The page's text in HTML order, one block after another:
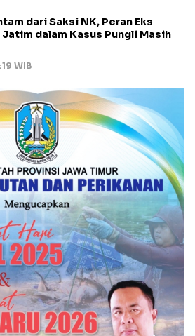
dari Saksi NK, Peran Eks
Jatim dalam Kasus Pungli Masih
WIB